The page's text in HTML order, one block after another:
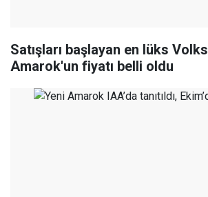
Satışları başlayan en lüks
Amarok'un fiyatı belli oldu